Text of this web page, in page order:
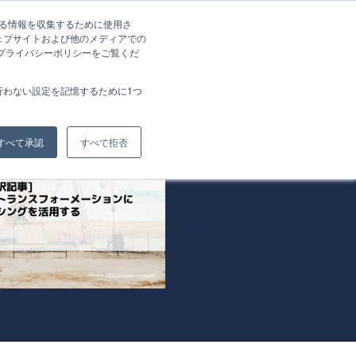
情報を収集するために使用さ
サイトおよび他のメディアでの
ライバシーポリシーをご覧くだ
ない設定を記憶するために1つ
べて承認 すべて拒否
About Us Recruit